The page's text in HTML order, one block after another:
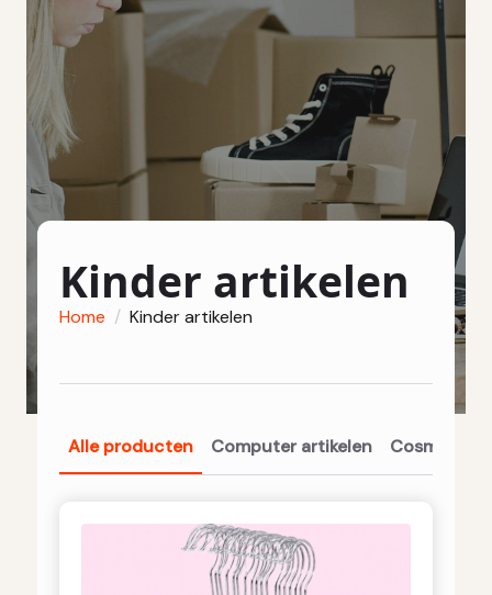
Kinder artikelen
Home Kinder artikelen
Alle producten Computer artikelen Cosmetica